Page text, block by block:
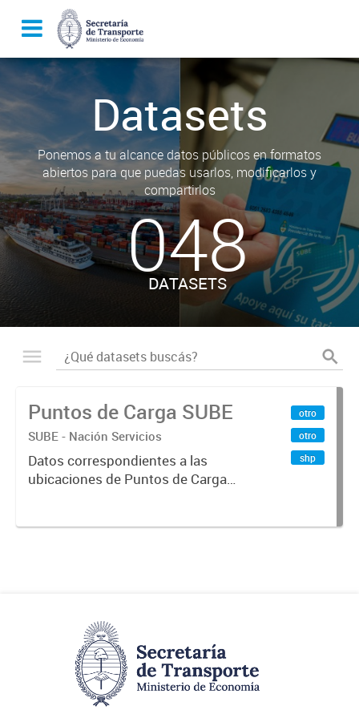
Datasets
Ponemos a tu alcance datos públicos en formatos
abiertos para que puedas usarlos, modificarlos y
compartirlos
048
DATASETS
Puntos de Carga SUBE
SUBE - Nación Servicios
Datos correspondientes a las
ubicaciones de Puntos de Carga
otro
otro
shp